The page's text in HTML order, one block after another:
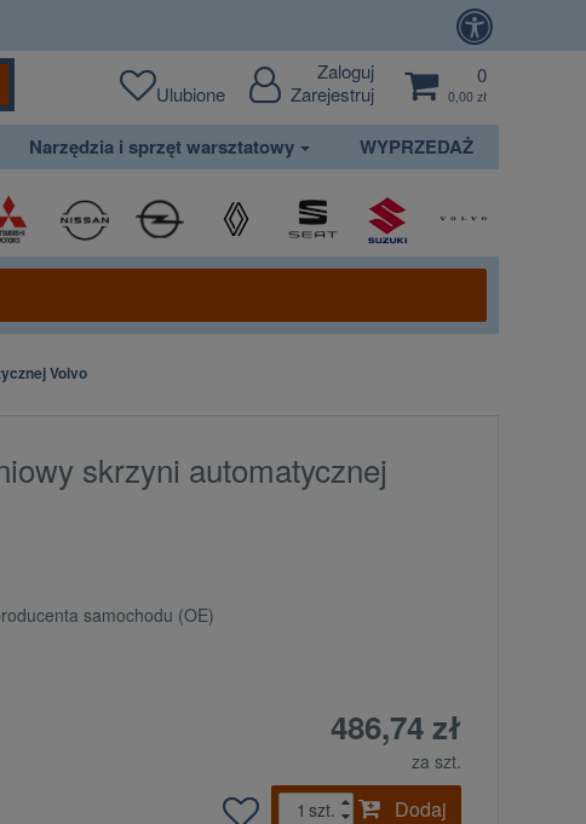
Ulubione
Zaloguj
Zarejestruj
0
0,00 zł
Narzędzia i sprzęt warsztatowy WYPRZEDAŻ
Volvo
skrzyni automatycznej
samochodu (OE)
486,74 zł
za szt.
szt.
Dodaj